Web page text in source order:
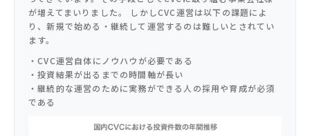
が増えてまいりました。 しかしCVC運営は以下の課題によ
り、新規で始める・継続して運営するのは難しいとされてい
ます。
・CVC運営自体にノウハウが必要である
・投資結果が出るまでの時間軸が長い
・継続的な運営のために実務ができる人の採用や育成が必須
である